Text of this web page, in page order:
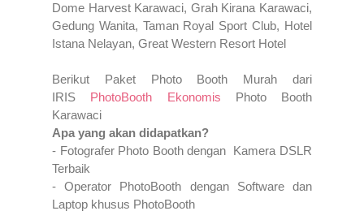
Dome Harvest Karawaci, Grah Kirana Karawaci,
Gedung Wanita, Taman Royal Sport Club, Hotel
Istana Nelayan, Great Western Resort Hotel
Berikut Paket Photo Booth Murah dari
IRIS PhotoBooth Ekonomis
Photo Booth
Karawaci
Apa yang akan didapatkan?
- Fotografer Photo Booth dengan Kamera DSLR
Terbaik
- Operator PhotoBooth dengan Software dan
Laptop khusus PhotoBooth